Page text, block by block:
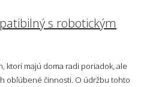
s robotickým
ktorí majú doma radi poriadok, ale
obľúbené činnosti. O údržbu tohto